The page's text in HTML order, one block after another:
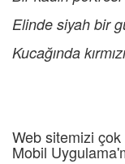
Elinde siyah bir
Kucağında
Web sitemizi
Mobil